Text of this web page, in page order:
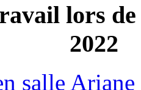
lors
2022